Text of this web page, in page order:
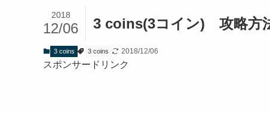
3 coins(3コイン) 攻略方
2018
12/06
3 coins 3 coins 2018/12/06
スポンサードリンク